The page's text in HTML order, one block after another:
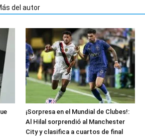
del autor
¡Sorpresa en el Mundial de Clubes!:
Al Hilal sorprendió al Manchester
City y clasifica a cuartos de final